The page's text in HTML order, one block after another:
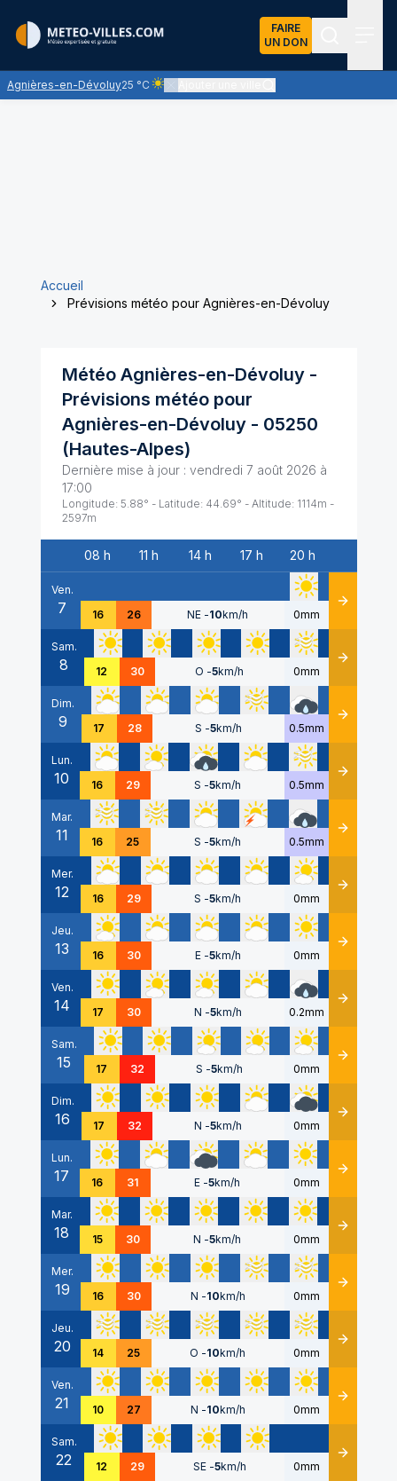
FAIRE
UN DON
Agnières-en-Dévoluy25 °C
Ciel clair - quasiment pas de nuages et un
Accueil
Prévisions météo pour Agnières-en-Dévoluy
Météo Agnières-en-Dévoluy-
Prévisions météo pour
Agnières-en-Dévoluy- 05250
(Hautes-Alpes)
Dernière mise à jour : vendredi 7 août 2026 à
17:00
Longitude: 5.88° - Latitude: 44.69° - Altitude: 1114m -
2597m
Date
08 h 11 h 14 h 17 h 20 h
Ven.
7 16 26 NE -10km/h 0mm Détails
Sam.
8 12 30 O -5km/h 0mm Détails
Dim.
9 17 28 S -5km/h 0.5mm Détails
Lun.
10 16 29 S -5km/h 0.5mm Détails
Mar.
11 16 25 S -5km/h 0.5mm Détails
Mer.
12 16 29 S -5km/h 0mm Détails
Jeu.
13 16 30 E -5km/h 0mm Détails
Ven.
14 17 30 N -5km/h 0.2mm Détails
Sam.
15 17 32 S -5km/h 0mm Détails
Dim.
16 17 32 N -5km/h 0mm Détails
Lun.
17 16 31 E -5km/h 0mm Détails
Mar.
18 15 30 N -5km/h 0mm Détails
Mer.
19 16 30 N -10km/h 0mm Détails
Jeu.
20 14 25 O -10km/h 0mm Détails
Ven.
21 10 27 N -10km/h 0mm Détails
Sam.
22 12 29 SE -5km/h 0mm Détails